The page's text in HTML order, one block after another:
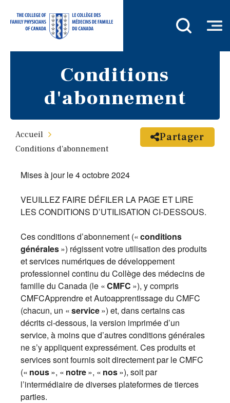
Conditions
d'abonnement
Accueil
Conditions d'abonnement
Partager
Mises à jour le 4 octobre 2024
VEUILLEZ FAIRE DÉFILER LA PAGE ET LIRE
LES CONDITIONS D’UTILISATION CI-DESSOUS.
Ces conditions d’abonnement («conditions
générales») régissent votre utilisation des produits
et services numériques de développement
professionnel continu du Collège des médecins de
famille du Canada (le «CMFC »), y compris
CMFCApprendre et Autoapprentissage du CMFC
(chacun, un «service») et, dans certains cas
décrits ci-dessous, la version imprimée d’un
service, à moins que d’autres conditions générales
ne s’y appliquent expressément. Ces produits et
services sont fournis soit directement par le CMFC
(« nous», « notre», « nos»), soit par
l’intermédiaire de diverses plateformes de tierces
parties.